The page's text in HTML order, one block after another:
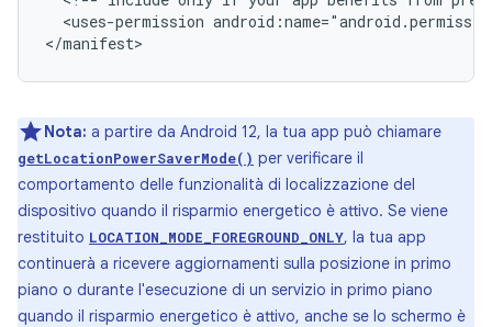
<uses-permission
Nota: a partire da Android 12, la tua app può chiamare
getLocationPowerSaverMode() per verificare il
comportamento delle funzionalità di localizzazione del
dispositivo quando il risparmio energetico è attivo. Se viene
restituito LOCATION_MODE_FOREGROUND_ONLY, la tua app
continuerà a ricevere aggiornamenti sulla posizione in primo
piano o durante l'esecuzione di un servizio in primo piano
quando il risparmio energetico è attivo, anche se lo schermo è